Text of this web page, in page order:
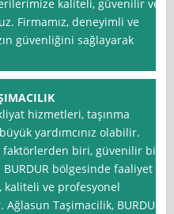
kaliteli, güvenilir ve
Firmamız, deneyimli ve
güvenliğini sağlayarak
hizmetleri, taşınma
yardımcınız olabilir.
biri, güvenilir bir
bölgesinde faaliyet
kaliteli ve profesyonel
Taşimacilik, BURDUR